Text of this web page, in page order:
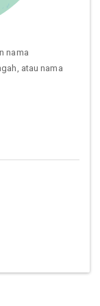
nama
atau nama